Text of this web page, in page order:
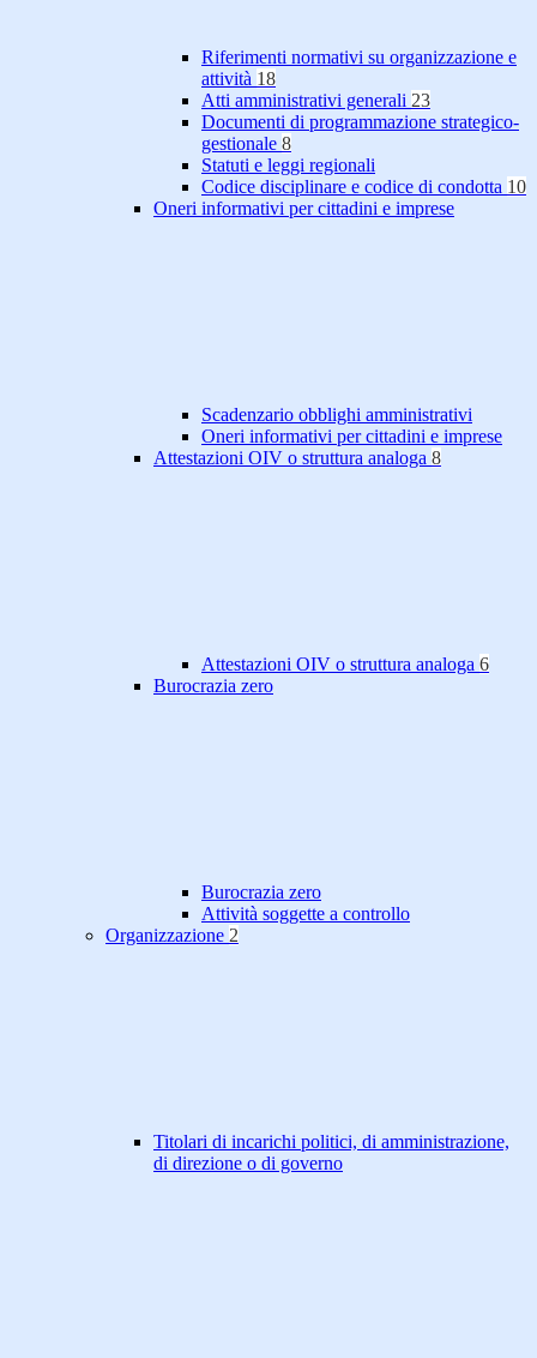
Riferimenti normativi su organizzazione e
attività 18
Atti amministrativi generali 23
Documenti di programmazione strategico-
gestionale 8
Statuti e leggi regionali
Codice disciplinare e codice di condotta 10
Oneri informativi per cittadini e imprese
Scadenzario obblighi amministrativi
Oneri informativi per cittadini e imprese
Attestazioni OIV o struttura analoga 8
Attestazioni OIV o struttura analoga 6
Burocrazia zero
Burocrazia zero
Attività soggette a controllo
Organizzazione 2
Titolari di incarichi politici, di amministrazione,
di direzione o di governo